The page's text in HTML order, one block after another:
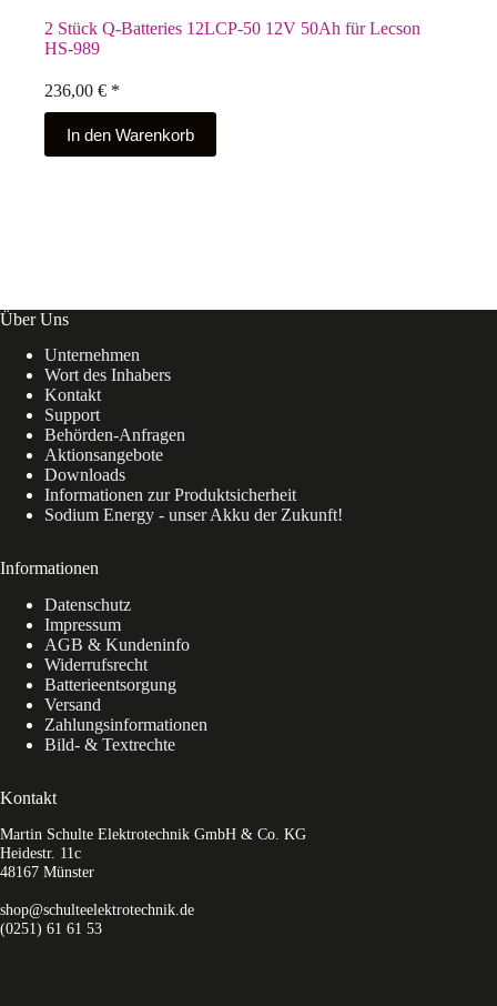
2 Stück Q-Batteries 12LCP-50 12V 50Ah für Lecson
HS-989
236,00 € *
In den Warenkorb
Über Uns
Unternehmen
Wort des Inhabers
Kontakt
Support
Behörden-Anfragen
Aktionsangebote
Downloads
Informationen zur Produktsicherheit
Sodium Energy - unser Akku der Zukunft!
Informationen
Datenschutz
Impressum
AGB & Kundeninfo
Widerrufsrecht
Batterieentsorgung
Versand
Zahlungsinformationen
Bild- & Textrechte
Kontakt
Martin Schulte Elektrotechnik GmbH & Co. KG
Heidestr. 11c
48167 Münster
shop@schulteelektrotechnik.de
(0251) 61 61 53